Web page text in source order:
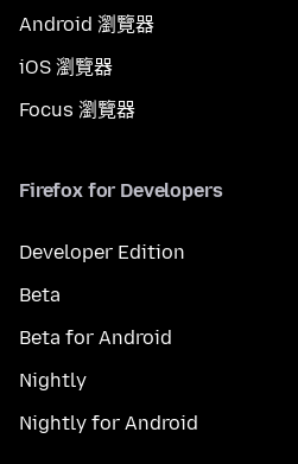
Android 瀏覽器
iOS 瀏覽器
Focus 瀏覽器
Firefox for Developers
Developer Edition
Beta
Beta for Android
Nightly
Nightly for Android